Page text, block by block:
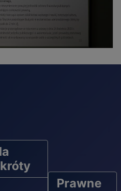
Prawne